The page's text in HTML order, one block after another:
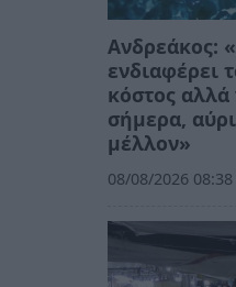
Ανδρεάκος:
ενδιαφέρει
κόστος αλλά
σήμερα,
μέλλον»
08/08/2026 08:38